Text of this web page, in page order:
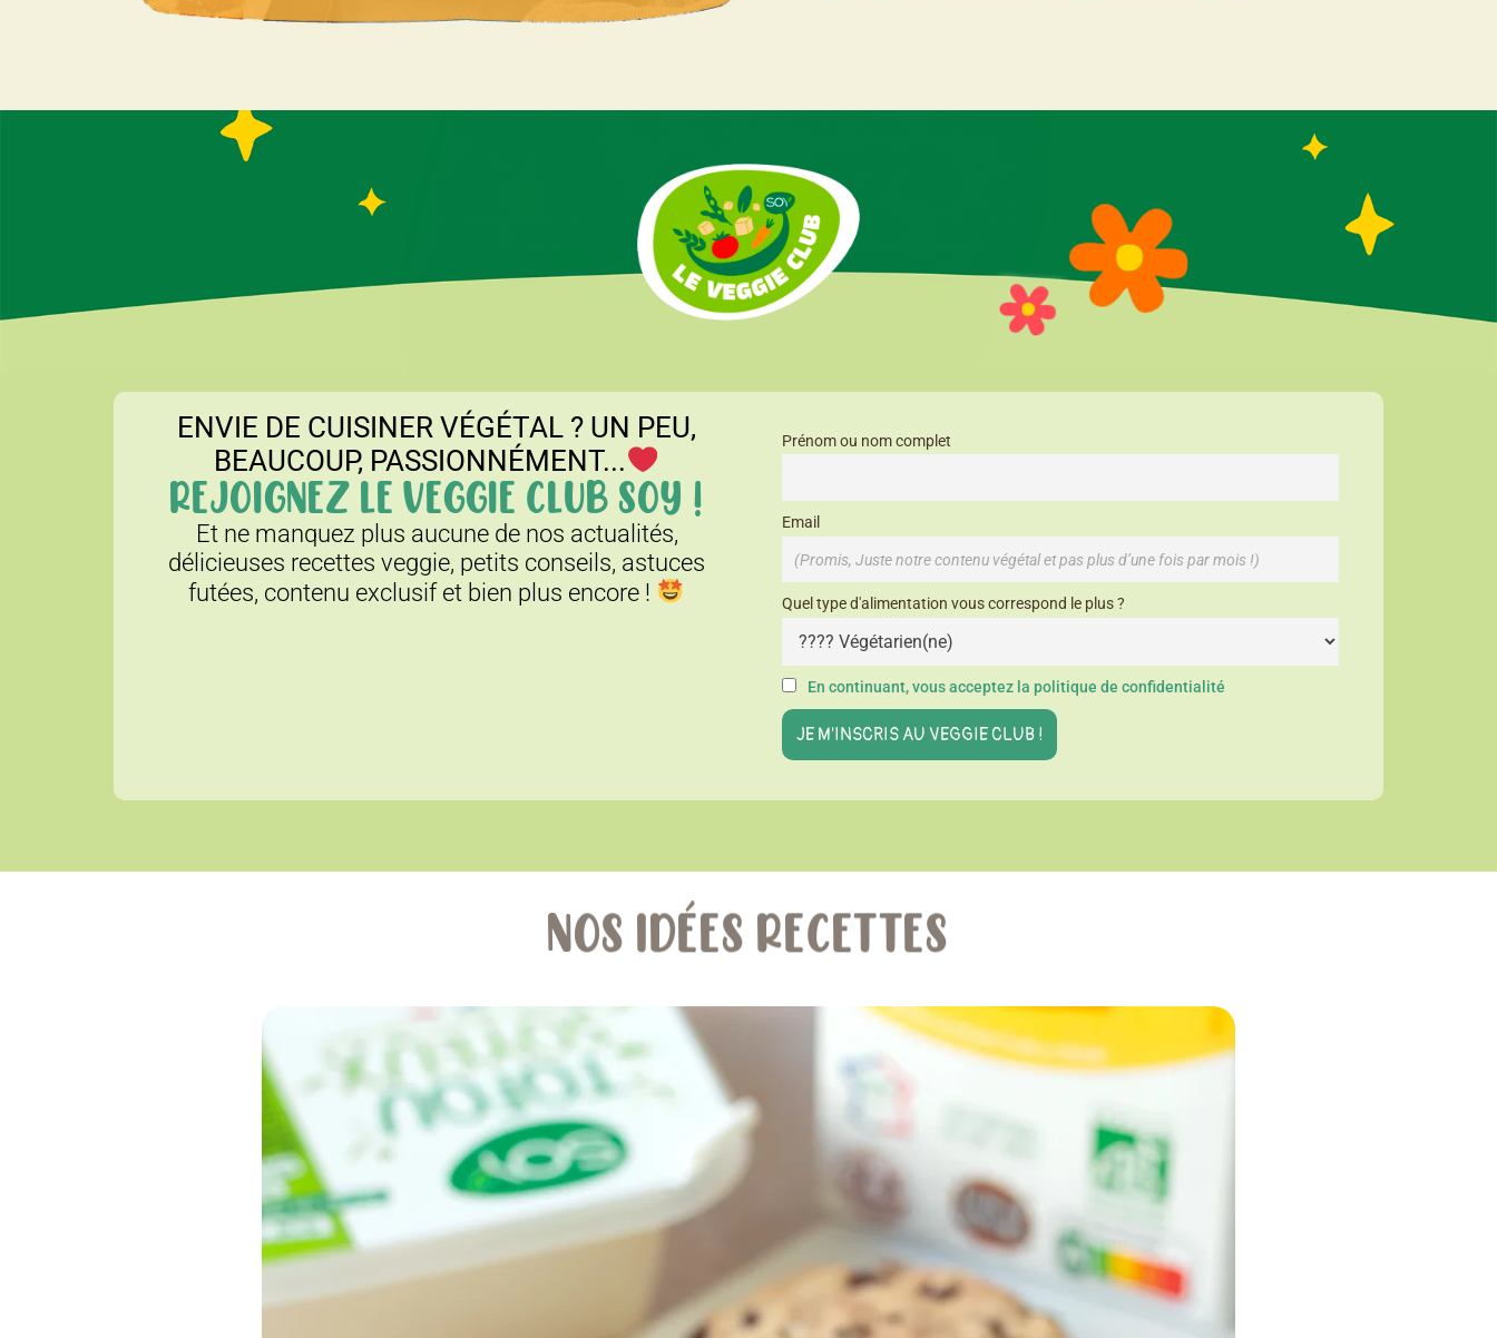
ENVIE DE CUISINER VÉGÉTAL ? UN PEU,
BEAUCOUP, PASSIONNÉMENT...
REJOIGNEZ LE VEGGIE CLUB SOY !
Et ne manquez plus aucune de nos actualités,
délicieuses recettes veggie, petits conseils, astuces
futées, contenu exclusif et bien plus encore !
Prénom ou nom complet
Email
Quel type d'alimentation vous correspond le plus ?
En continuant, vous acceptez la politique de confidentialité
NOS IDÉES RECETTES